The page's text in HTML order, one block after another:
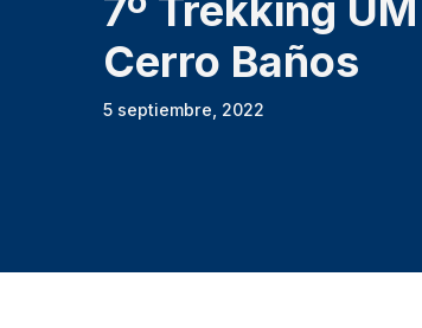
Cerro Baños
5 septiembre, 2022